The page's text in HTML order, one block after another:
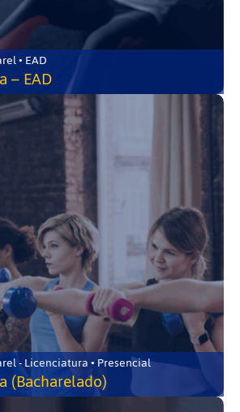
• EAD
– EAD
- Licenciatura • Presencial
(Bacharelado)